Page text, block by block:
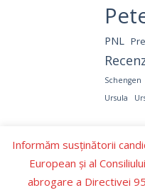
PNL
Schengen
Ursula
Informăm susținătorii
European şi al
abrogare a Directivei